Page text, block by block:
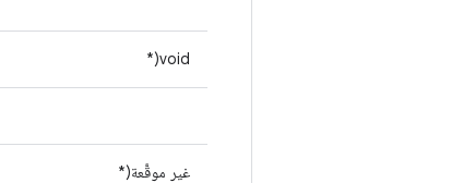
void(*
غير موقَّعة(*